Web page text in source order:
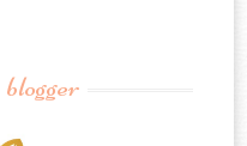
blogger